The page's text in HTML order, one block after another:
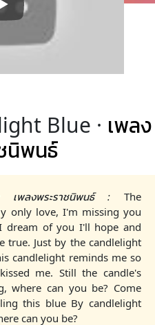
Blue · เพลง
นิพนธ์
เพลงพระราชนิพนธ์ : The
only love, I'm missing you
of you I'll hope and
true. Just by the candlelight
candlelight reminds me so
me. Still the candle's
where can you be? Come
this blue By candlelight
can you be?